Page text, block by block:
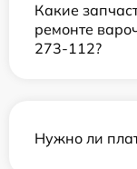
Какие
ремонте
273-112?
Нужно ли